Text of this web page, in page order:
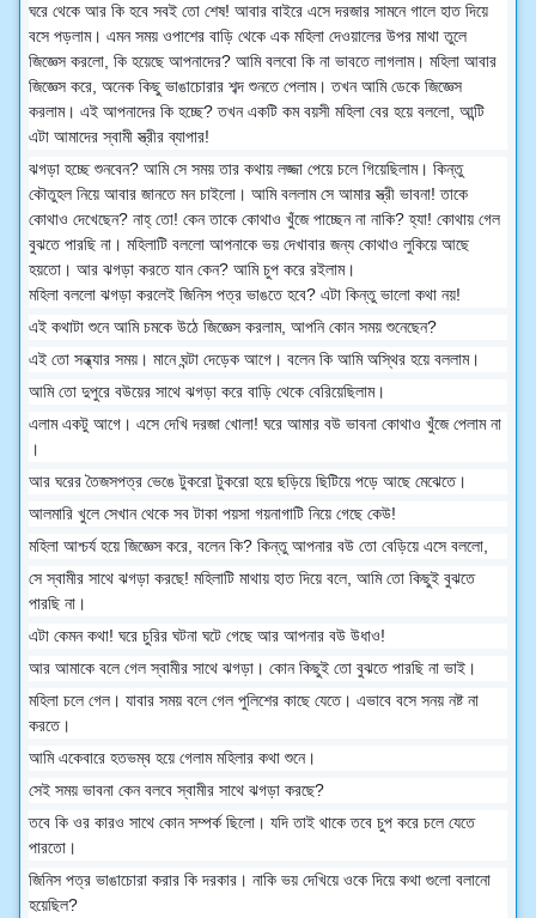
ঘরে থেকে আর কি হবে সবই তো শেষ! আবার বাইরে এসে দরজার সামনে গালে হাত দিয়ে
বসে পড়লাম। এমন সময় ওপাশের বাড়ি থেকে এক মহিলা দেওয়ালের উপর মাথা তুলে
জিজ্ঞেস করলো, কি হয়েছে আপনাদের? আমি বলবো কি না ভাবতে লাগলাম। মহিলা আবার
জিজ্ঞেস করে, অনেক কিছু ভাঙাচোরার শব্দ শুনতে পেলাম। তখন আমি ডেকে জিজ্ঞেস
করলাম। এই আপনাদের কি হচ্ছে? তখন একটি কম বয়সী মহিলা বের হয়ে বললো, আন্টি
এটা আমাদের স্বামী স্ত্রীর ব্যাপার!
ঝগড়া হচ্ছে শুনবেন? আমি সে সময় তার কথায় লজ্জা পেয়ে চলে গিয়েছিলাম। কিন্তু
কৌতুহল নিয়ে আবার জানতে মন চাইলো। আমি বললাম সে আমার স্ত্রী ভাবনা! তাকে
কোথাও দেখেছেন? নাহ্ তো! কেন তাকে কোথাও খুঁজে পাচ্ছেন না নাকি? হ্যা! কোথায় গেল
বুঝতে পারছি না। মহিলাটি বললো আপনাকে ভয় দেখাবার জন্য কোথাও লুকিয়ে আছে
হয়তো। আর ঝগড়া করতে যান কেন? আমি চুপ করে রইলাম।
মহিলা বললো ঝগড়া করলেই জিনিস পত্র ভাঙতে হবে? এটা কিন্তু ভালো কথা নয়!
এই কথাটা শুনে আমি চমকে উঠে জিজ্ঞেস করলাম, আপনি কোন সময় শুনেছেন?
এই তো সন্ধ্যার সময়। মানে ঘন্টা দেড়েক আগে। বলেন কি আমি অস্থির হয়ে বললাম।
আমি তো দুপুরে বউয়ের সাথে ঝগড়া করে বাড়ি থেকে বেরিয়েছিলাম।
এলাম একটু আগে। এসে দেখি দরজা খোলা! ঘরে আমার বউ ভাবনা কোথাও খুঁজে পেলাম না
।
আর ঘরের তৈজসপত্র ভেঙে টুকরো টুকরো হয়ে ছড়িয়ে ছিটিয়ে পড়ে আছে মেঝেতে।
আলমারি খুলে সেখান থেকে সব টাকা পয়সা গয়নাগাটি নিয়ে গেছে কেউ!
মহিলা আশ্চর্য হয়ে জিজ্ঞেস করে, বলেন কি? কিন্তু আপনার বউ তো বেড়িয়ে এসে বললো,
সে স্বামীর সাথে ঝগড়া করছে! মহিলাটি মাথায় হাত দিয়ে বলে, আমি তো কিছুই বুঝতে
পারছি না।
এটা কেমন কথা! ঘরে চুরির ঘটনা ঘটে গেছে আর আপনার বউ উধাও!
আর আমাকে বলে গেল স্বামীর সাথে ঝগড়া। কোন কিছুই তো বুঝতে পারছি না ভাই।
মহিলা চলে গেল। যাবার সময় বলে গেল পুলিশের কাছে যেতে। এভাবে বসে সনয় নষ্ট না
করতে।
আমি একেবারে হতভম্ব হয়ে গেলাম মহিলার কথা শুনে।
সেই সময় ভাবনা কেন বলবে স্বামীর সাথে ঝগড়া করছে?
তবে কি ওর কারও সাথে কোন সম্পর্ক ছিলো। যদি তাই থাকে তবে চুপ করে চলে যেতে
পারতো।
জিনিস পত্র ভাঙাচোরা করার কি দরকার। নাকি ভয় দেখিয়ে ওকে দিয়ে কথা গুলো বলানো
হয়েছিল?